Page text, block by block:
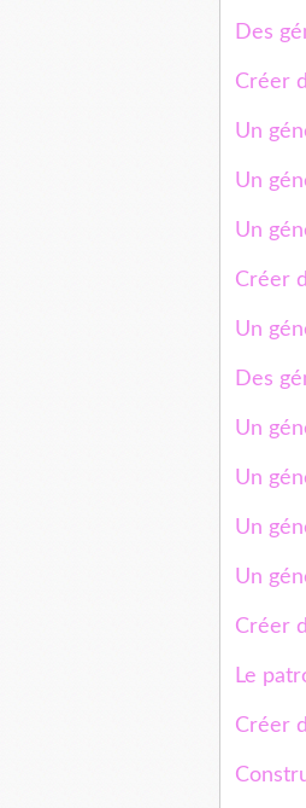
Des
Créer
Un
Un
Un
Créer
Un
Des
Un
Un
Un
Un
Créer
Le
Créer